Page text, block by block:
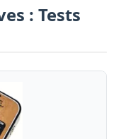
: Tests